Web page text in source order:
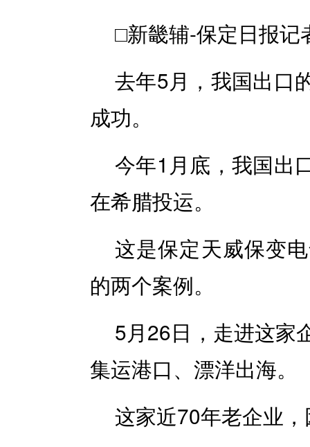
□新畿辅-保定日报记
去年5月，我国出口
成功。
今年1月底，我国出
在希腊投运。
这是保定天威保变
的两个案例。
5月26日，走进这家
集运港口、漂洋出海。
这家近70年老企业